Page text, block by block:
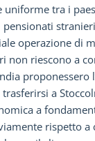
tra i
operazione di
non riescono a
a
a
rispetto a